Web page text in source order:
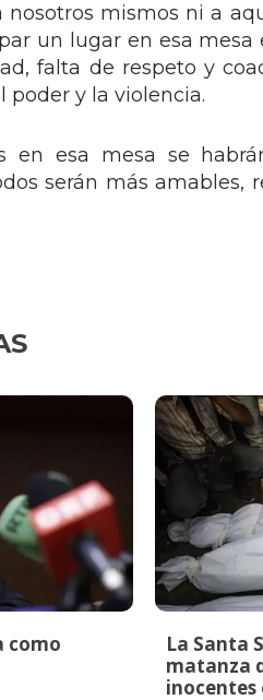
nosotros mismos ni a
un lugar en esa
falta de respeto y
poder y la violencia.
en esa mesa se
serán más amables,
como
La Santa
matanza
inocentes